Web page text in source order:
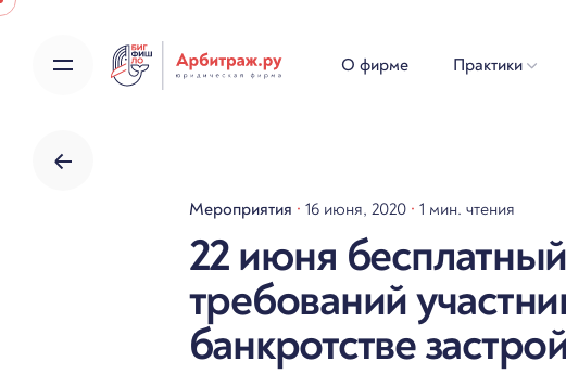
Skip
content
О фирме Практики
Мероприятия 16 июня, 2020 1 мин. чтения
22 июня
требований
банкротстве